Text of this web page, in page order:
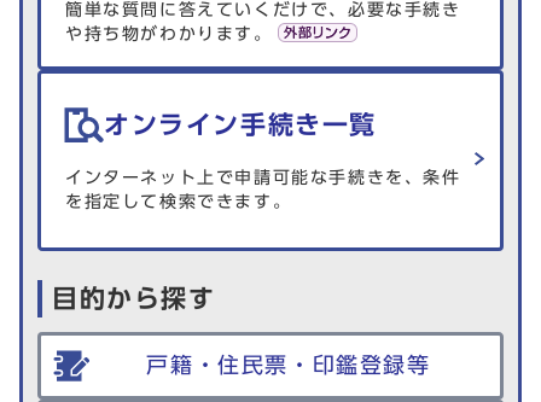
簡単な質問に答えていくだけで、必要な手続き
や持ち物がわかります。
オンライン手続き一覧
インターネット上で申請可能な手続きを、条件
を指定して検索できます。
目的から探す
戸籍・住民票・印鑑登録等